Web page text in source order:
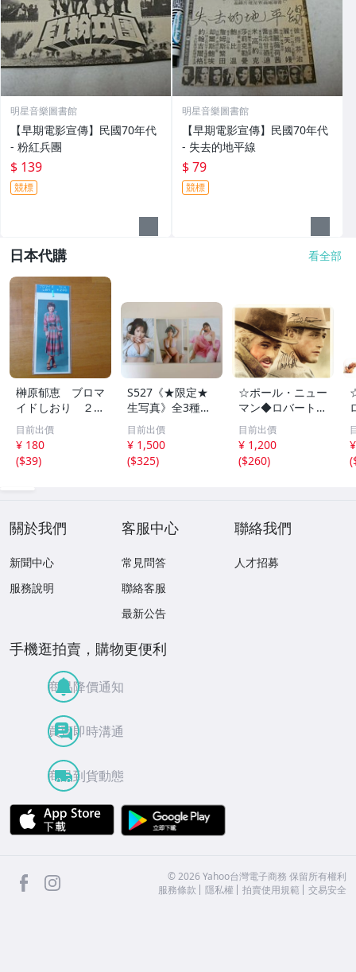
明星音樂圖書館
【早期電影宣傳】民國70年代
- 粉紅兵團
$ 139
競標
明星音樂圖書館
【早期電影宣傳】民國70年代
- 失去的地平線
$ 79
競標
日本代購 看全部
榊原郁恵 ブロマ
イドしおり ２枚
組 レトロ 送料
１１０円 未開封
目前出價
¥ 180
($39)
S527《★限定★
生写真》全3種セ
ット【井口裕香】
FLASH（フラッシ
ュ）2026年8月18
日・25日合併号
目前出價
¥ 1,500
($325)
☆ポール・ニュー
マン◆ロバート・
レッドフォード◆
サイン入り写真◆
30x20㎝☆
目前出價
¥ 1,200
($260)
(
關於我們
新聞中心
服務說明
客服中心
常見問答
聯絡客服
最新公告
聯絡我們
人才招募
手機逛拍賣，購物更便利
商品降價通知
買賣即時溝通
商品到貨動態
APP Store
facebook ©2026 Yahoo台灣電子商務 保留所有權利
服務條款
隱私權 拍賣使用規範 交易安全